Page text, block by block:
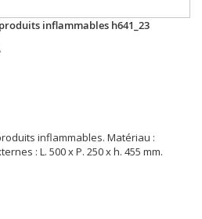
inflammables h641_23
inflammables. Matériau :
: L. 500 x P. 250 x h. 455 mm.